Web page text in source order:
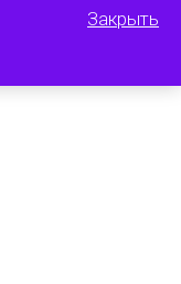
Закрыть